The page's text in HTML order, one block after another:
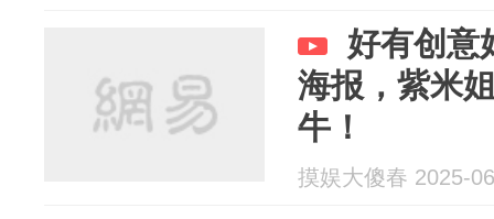
好有创意
海报，紫米
牛！
摸娱大傻春 2025-